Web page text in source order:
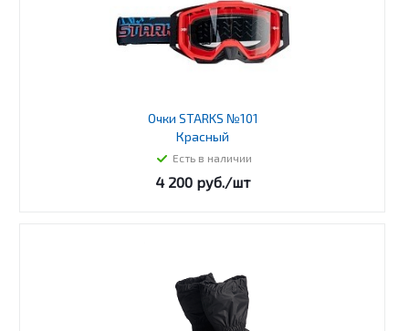
Очки STARKS №101
Красный
Есть в наличии
4 200 руб./шт